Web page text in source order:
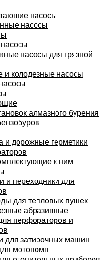
насосы
насосы
насосы для грязной
и колодезные насосы
алмазного бурения
и дорожные герметики
к ним
и переходники для
для тепловых пушек
абразивные
перфораторов и
для затирочных машин
мотопомп